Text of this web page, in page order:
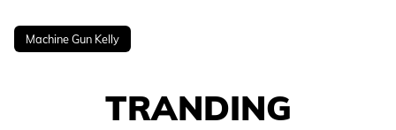
Machine Gun Kelly
TRANDING